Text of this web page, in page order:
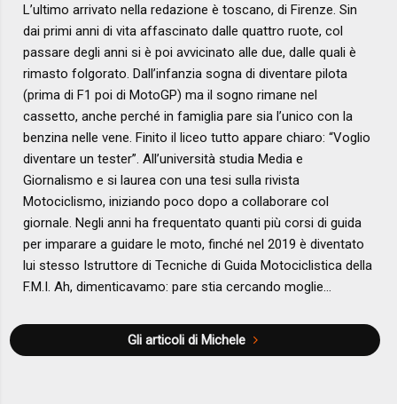
L’ultimo arrivato nella redazione è toscano, di Firenze. Sin
dai primi anni di vita affascinato dalle quattro ruote, col
passare degli anni si è poi avvicinato alle due, dalle quali è
rimasto folgorato. Dall’infanzia sogna di diventare pilota
(prima di F1 poi di MotoGP) ma il sogno rimane nel
cassetto, anche perché in famiglia pare sia l’unico con la
benzina nelle vene. Finito il liceo tutto appare chiaro: “Voglio
diventare un tester”. All’università studia Media e
Giornalismo e si laurea con una tesi sulla rivista
Motociclismo, iniziando poco dopo a collaborare col
giornale. Negli anni ha frequentato quanti più corsi di guida
per imparare a guidare le moto, finché nel 2019 è diventato
lui stesso Istruttore di Tecniche di Guida Motociclistica della
F.M.I. Ah, dimenticavamo: pare stia cercando moglie…
Gli articoli di Michele